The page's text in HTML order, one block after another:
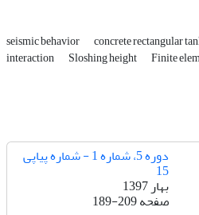
seismic behavior concrete rectangular
interaction Sloshing height Finite
دوره 5، شماره 1 - شماره پیاپی
15
بهار 1397
صفحه189-209